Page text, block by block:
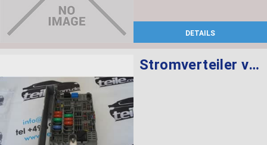
DETAILS
Stromverteiler vorne